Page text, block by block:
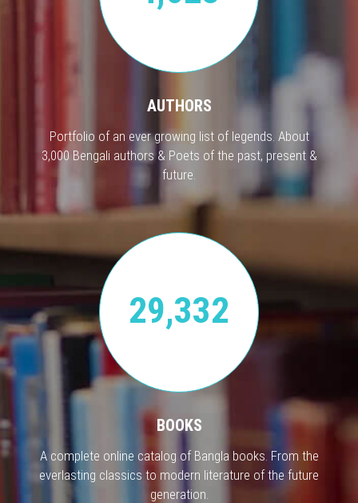
AUTHORS
Portfolio of an ever growing list of legends. About
3,000 Bengali authors & Poets of the past, present &
future.
29,332
BOOKS
A complete online catalog of Bangla books. From the
everlasting classics to modern literature of the future
generation.